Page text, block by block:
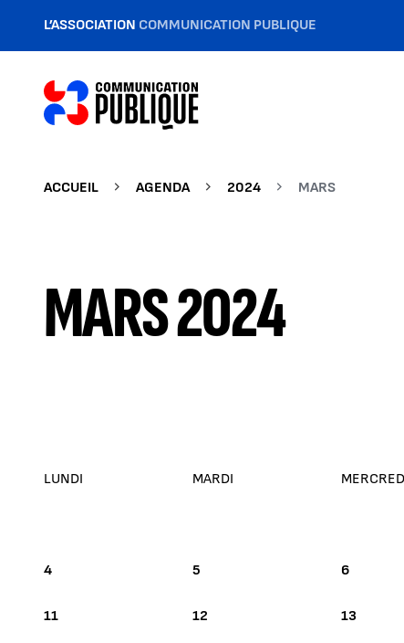
L’ASSOCIATION COMMUNICATION PUBLIQUE
ACCUEIL AGENDA 2024 MARS
MARS 2024
LUNDI MARDI
4 5 6
11 12 13